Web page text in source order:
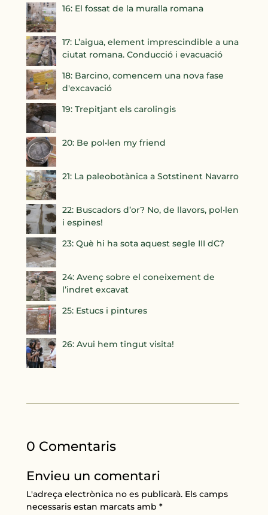
16: El fossat de la muralla romana
17: L’aigua, element imprescindible a una
ciutat romana. Conducció i evacuació
18: Barcino, comencem una nova fase
d'excavació
19: Trepitjant els carolingis
20: Be pol•len my friend
21: La paleobotànica a Sotstinent Navarro
22: Buscadors d’or? No, de llavors, pol•len
i espines!
23: Què hi ha sota aquest segle III dC?
24: Avenç sobre el coneixement de
l’indret excavat
25: Estucs i pintures
26: Avui hem tingut visita!
0 Comentaris
Envieu un comentari
L'adreça electrònica no es publicarà. Els camps
necessaris estan marcats amb*